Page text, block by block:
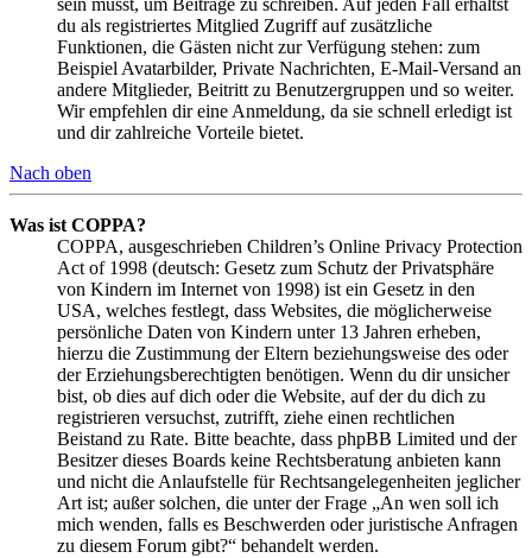
sein musst, um Beiträge zu schreiben. Auf jeden Fall erhältst
du als registriertes Mitglied Zugriff auf zusätzliche
Funktionen, die Gästen nicht zur Verfügung stehen: zum
Beispiel Avatarbilder, Private Nachrichten, E-Mail-Versand an
andere Mitglieder, Beitritt zu Benutzergruppen und so weiter.
Wir empfehlen dir eine Anmeldung, da sie schnell erledigt ist
und dir zahlreiche Vorteile bietet.
Nach oben
Was ist COPPA?
COPPA, ausgeschrieben Children’s Online Privacy Protection
Act of 1998 (deutsch: Gesetz zum Schutz der Privatsphäre
von Kindern im Internet von 1998) ist ein Gesetz in den
USA, welches festlegt, dass Websites, die möglicherweise
persönliche Daten von Kindern unter 13 Jahren erheben,
hierzu die Zustimmung der Eltern beziehungsweise des oder
der Erziehungsberechtigten benötigen. Wenn du dir unsicher
bist, ob dies auf dich oder die Website, auf der du dich zu
registrieren versuchst, zutrifft, ziehe einen rechtlichen
Beistand zu Rate. Bitte beachte, dass phpBB Limited und der
Besitzer dieses Boards keine Rechtsberatung anbieten kann
und nicht die Anlaufstelle für Rechtsangelegenheiten jeglicher
Art ist; außer solchen, die unter der Frage „An wen soll ich
mich wenden, falls es Beschwerden oder juristische Anfragen
zu diesem Forum gibt?“ behandelt werden.